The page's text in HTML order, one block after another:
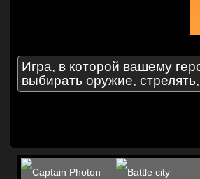
Игра, в которой вашему
выбирать оружие,